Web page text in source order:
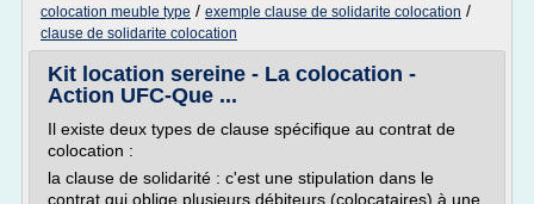
colocation meuble type / exemple clause de solidarite colocation /
clause de solidarite colocation
Kit location sereine - La colocation -
Action UFC-Que ...
Il existe deux types de clause spécifique au contrat de
colocation :
la clause de solidarité : c'est une stipulation dans le
contrat qui oblige plusieurs débiteurs (colocataires) à une